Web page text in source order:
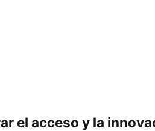
el acceso y la